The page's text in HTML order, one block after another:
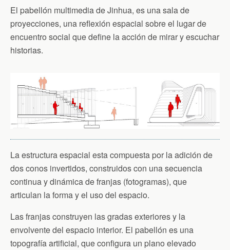
El pabellón multimedia de Jinhua, es una sala de
proyecciones, una reflexión espacial sobre el lugar de
encuentro social que define la acción de mirar y escuchar
historias.
La estructura espacial esta compuesta por la adición de
dos conos invertidos, construidos con una secuencia
continua y dinámica de franjas (fotogramas), que
articulan la forma y el uso del espacio.
Las franjas construyen las gradas exteriores y la
envolvente del espacio interior. El pabellón es una
topografía artificial, que configura un plano elevado